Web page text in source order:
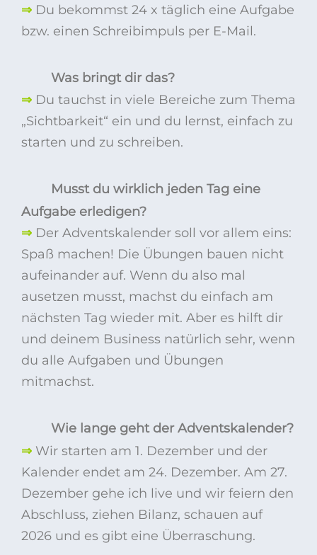
⇒ Du bekommst 24 x täglich eine Aufgabe
bzw. einen Schreibimpuls per E-Mail.
Was bringt dir das?
⇒ Du tauchst in viele Bereiche zum Thema
„Sichtbarkeit“ ein und du lernst, einfach zu
starten und zu schreiben.
Musst du wirklich jeden Tag eine
Aufgabe erledigen?
⇒ Der Adventskalender soll vor allem eins:
Spaß machen! Die Übungen bauen nicht
aufeinander auf. Wenn du also mal
ausetzen musst, machst du einfach am
nächsten Tag wieder mit. Aber es hilft dir
und deinem Business natürlich sehr, wenn
du alle Aufgaben und Übungen
mitmachst.
Wie lange geht der Adventskalender?
⇒ Wir starten am 1. Dezember und der
Kalender endet am 24. Dezember. Am 27.
Dezember gehe ich live und wir feiern den
Abschluss, ziehen Bilanz, schauen auf
2026 und es gibt eine Überraschung.